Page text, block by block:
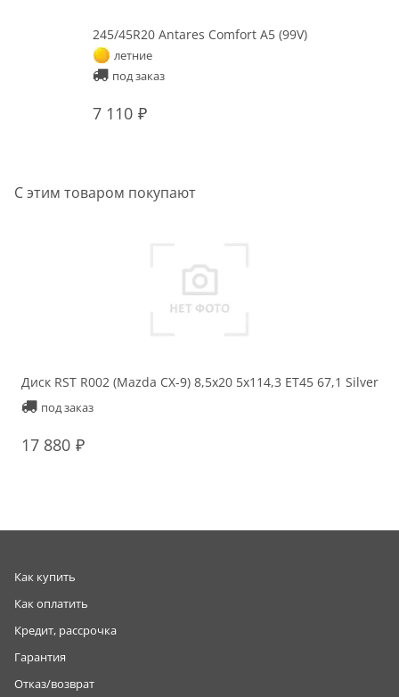
245/45R20 Antares Comfort A5 (99V)
летние
под заказ
7 110
С этим товаром покупают
Диск RST R002 (Mazda CX-9) 8,5x20 5x114,3 ET45 67,1 Silver
под заказ
17 880
Как купить
Как оплатить
Кредит, рассрочка
Гарантия
Отказ/возврат